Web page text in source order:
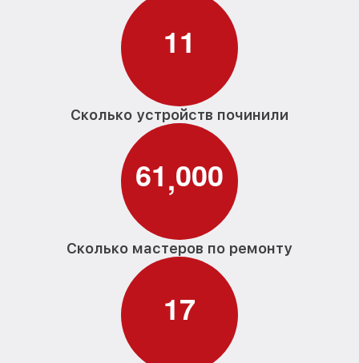
11
Сколько устройств починили
61,000
Сколько мастеров по ремонту
17